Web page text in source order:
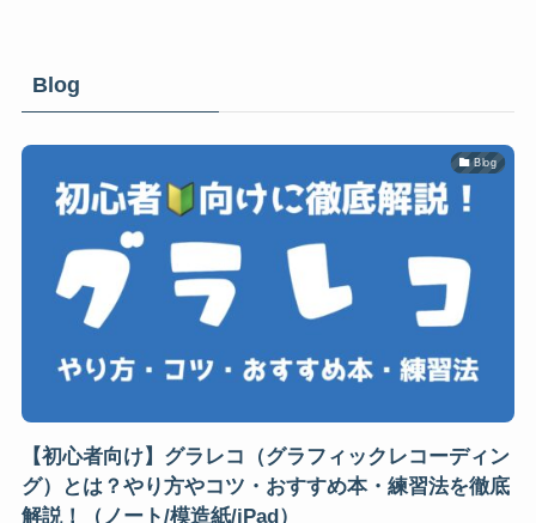
Blog
Blog
【初心者向け】グラレコ（グラフィックレコーディン
グ）とは？やり方やコツ・おすすめ本・練習法を徹底
解説！（ノート/模造紙/iPad）